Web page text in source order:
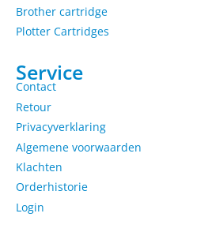
Brother cartridge
Plotter Cartridges
Service
Contact
Retour
Privacyverklaring
Algemene voorwaarden
Klachten
Orderhistorie
Login